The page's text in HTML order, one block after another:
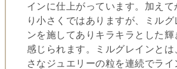
インに仕上がっています。加えて
り小さくではありますが、ミルグ
ンを施してありキラキラとした輝
感じられます。ミルグレインとは
さなジュエリーの粒を連続でライ